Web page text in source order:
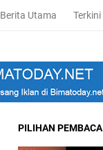
Berita Utama Terkini
PILIHAN PEMBACA